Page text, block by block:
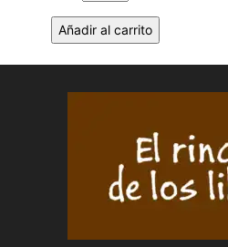
HOJAS
RUIZ
Añadir al carrito